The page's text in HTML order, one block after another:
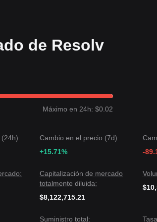
niveles de soporte de
de precio podría ser$1.120.
siguiente objetivo de precio podría ser
.
de Resolv
Máximo en 24h: $0.02
Cambio en el precio (7d):
+15.71%
-
Capitalización de mercado
totalmente diluida:
$8,122,715.21
Suministro total: